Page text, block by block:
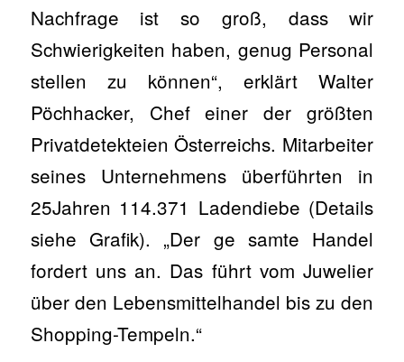
Nachfrage ist so groß, dass wir
Schwierigkeiten haben, genug Personal
stellen zu können“, erklärt Walter
Pöchhacker, Chef einer der größten
Privatdetekteien Österreichs. Mitarbeiter
seines Unternehmens überführten in
25Jahren 114.371 Ladendiebe (Details
siehe Grafik). „Der ge­ samte Handel
fordert uns an. Das führt vom Juwelier
über den Lebensmittelhandel bis zu den
Shopping-Tempeln.“